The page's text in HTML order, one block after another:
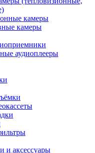
камеры
камеры
аудиоплееры
и аксессуары